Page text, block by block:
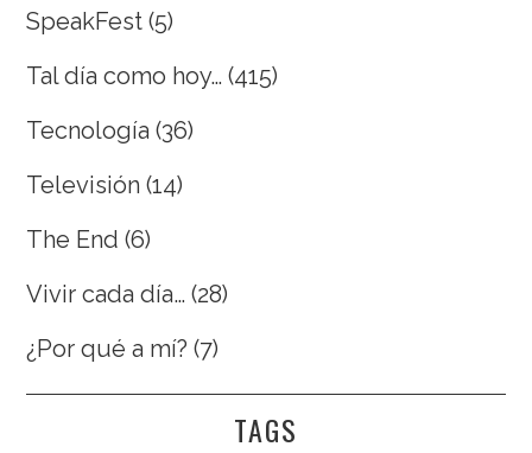
SpeakFest (5)
Tal día como hoy… (415)
Tecnología (36)
Televisión (14)
The End (6)
Vivir cada día… (28)
¿Por qué a mí? (7)
TAGS